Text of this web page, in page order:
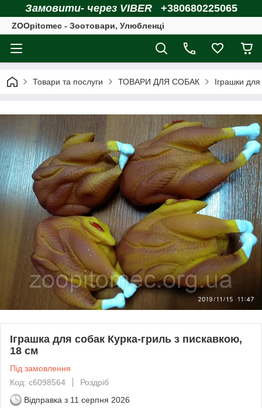
Замовити- через VIBER +380680225065
ZOOpitomec - Зоотовари, Улюбленці
Товари та послуги ТОВАРИ ДЛЯ СОБАК Іграшки
Іграшка для собак Курка-гриль з пискавкою,
18 см
Під замовлення
Код: c6098564
Роздріб
Відправка з 11 серпня 2026